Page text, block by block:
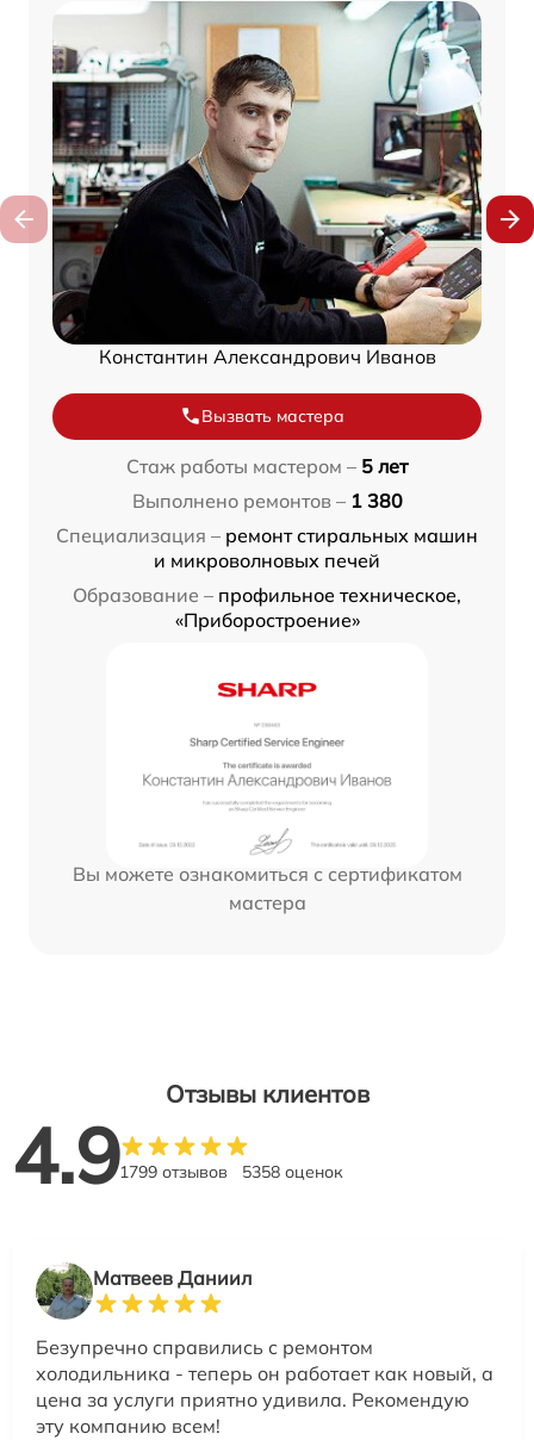
Константин Александрович Иванов
Вызвать мастера
Стаж работы мастером – 5 лет
Выполнено ремонтов – 1 380
Специализация – ремонт стиральных машин
и микроволновых печей
Образование – профильное техническое,
«Приборостроение»
Вы можете ознакомиться с сертификатом
мастера
Отзывы клиентов
4.91799 отзывов 5358 оценок
Матвеев Даниил
Безупречно справились с ремонтом
холодильника - теперь он работает как новый, а
цена за услуги приятно удивила. Рекомендую
эту компанию всем!